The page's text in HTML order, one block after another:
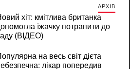
АРХІВ
хіт: кмітлива британка
їжачку потрапити до
(ВІДЕО)
на весь світ дієта
лікар попередив